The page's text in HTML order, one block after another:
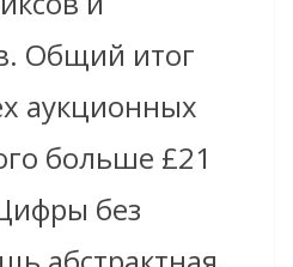
Общий итог
аукционных
больше £21
без